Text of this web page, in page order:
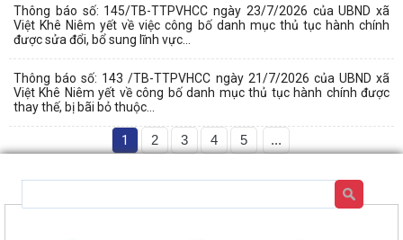
Thông báo số: 145/TB-TTPVHCC ngày 23/7/2026 của UBND xã
Việt Khê Niêm yết về việc công bố danh mục thủ tục hành chính
được sửa đổi, bổ sung lĩnh vực...
Thông báo số: 143 /TB-TTPVHCC ngày 21/7/2026 của UBND xã
Việt Khê Niêm yết về công bố danh mục thủ tục hành chính được
thay thế, bị bãi bỏ thuộc...
1 2 3 4 5 ...